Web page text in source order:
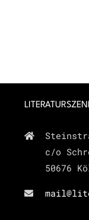
c/o
50676